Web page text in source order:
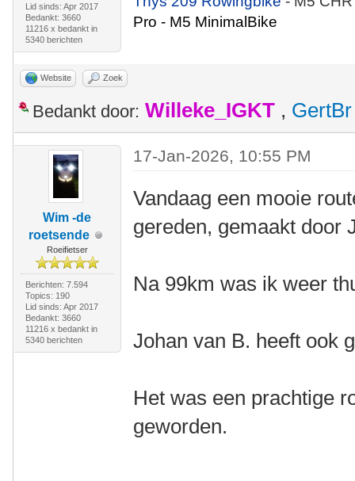
Lid sinds: Apr 2017
Bedankt: 3660
11216 x bedankt in
5340 berichten
Pro - M5 MinimalBike
Website Zoek
Bedankt door: Willeke_IGKT , GertBr
Wim -de
roetsende
Roeifietser
Berichten: 7.594
Topics: 190
Lid sinds: Apr 2017
Bedankt: 3660
11216 x bedankt in
5340 berichten
17-Jan-2026, 10:55 PM
Vandaag een mooie
gereden, gemaakt door
Na 99km was ik weer
Johan van B. heeft ook
Het was een prachtige
geworden.